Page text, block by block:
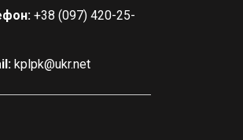
+38 (097) 420-25-
kplpk@ukr.net